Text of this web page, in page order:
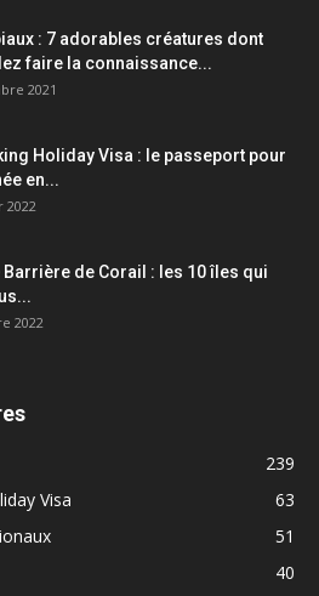
: 7 adorables créatures dont
faire la connaissance...
2021
Holiday Visa : le passeport pour
en...
2022
Barrière de Corail : les 10 îles qui
2022
239
Visa
63
51
40